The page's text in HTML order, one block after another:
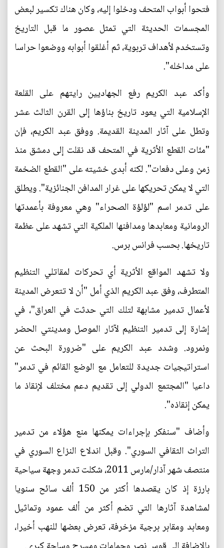
فتحوا أبواب المتحف ودخلوا إليه، وكان هناك تكسير لبعض
المجسمات الحديثة التي تمثل عصور ما قبل التاريخ
وتستخدم لأهداف تربوية، ثم أغلقوا أبوابه ووضعوا حراسا
على مداخله".
وأكد عبد الكريم رفع الجهاديين رايتهم على القلعة
الإسلامية التي يعود تاريخ بناؤها إلى القرن الثالث عشر
وتطل على آثار المدينة القديمة. ووفق عبد الكريم، فإن
"مئات القطع الأثرية في المتحف قد نقلت إلى دمشق منذ
زمن وعلى دفعات". لكنه أبدى خشيته على "القطع الضخمة
التي لا يمكن تحريكها على غرار المدافن الجنائزية". ويطلق
على تدمر اسم "لؤلؤة الصحراء" وهي معروفة بأعمدتها
الرومانية ومعابدها ومدافنها الملكية التي تشهد على عظمة
تاريخها. بحسب فرانس برس.
ولا تشهد المواقع الأثرية أي تحركات لمقاتلي التنظيم
المتطرف، وفق عبد الكريم الذي أمل "أن لا تتعرض المدينة
لأعمال تدمير مشابهة لتلك التي حدثت في العراق"، في
إشارة إلى تدمير التنظيم لآثار الموصل ومدينتي الحضر
ونمرود. وشدد عبد الكريم على "ضرورة البحث عن
استراتيجيات جديدة للتعامل مع الوضع القائم في تدمر"
داعيا "المجتمع الدولي إلى تقديم دعم مختلف لإنقاذ ما
يمكن إنقاذه".
وأضاف "سنفكر بإجراءات يمكنها منع هؤلاء من تدمير
التراث الثقافي السوري". وقبل اندلاع النزاع السوري في
منتصف شهر آذار/مارس 2011، شكلت تدمر وجهة سياحية
بارزة إذ كان يقصدها أكثر من 150 ألف سائح سنويا
لمشاهدة آثارها التي تضم أكثر من ألف عمود وتماثيل
ومعابد ومقابر برجية مزخرفة، تعرض بعضها للنهب أخيرا،